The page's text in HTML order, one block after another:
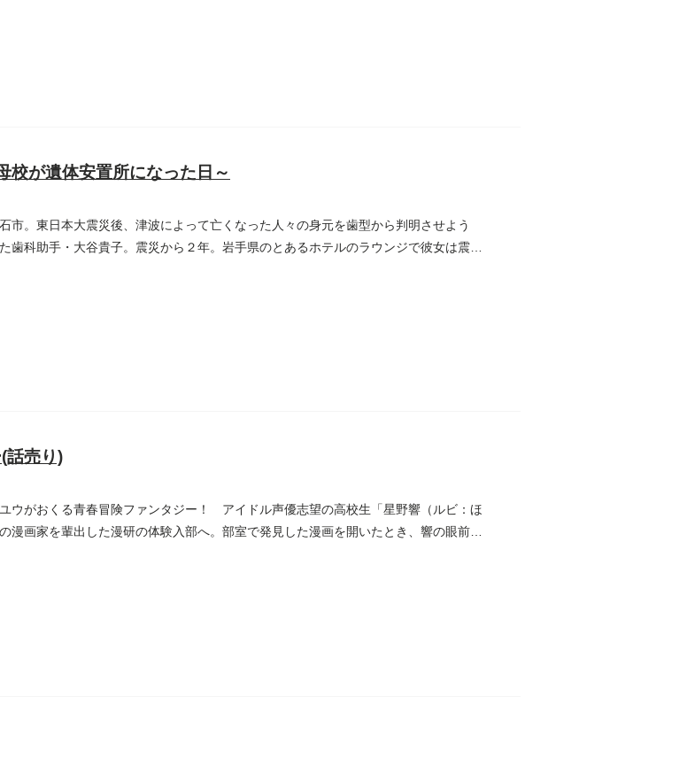
が遺体安置所になった日～
市。東日本大震災後、津波によって亡くなった人々の身元を歯型から判明させよう
歯科助手・大谷貴子。震災から２年。岩手県のとあるホテルのラウンジで彼女は震災
話売り)
ユウがおくる青春冒険ファンタジー！ アイドル声優志望の高校生「星野響（ルビ：ほ
画家を輩出した漫研の体験入部へ。部室で発見した漫画を開いたとき、響の眼前に